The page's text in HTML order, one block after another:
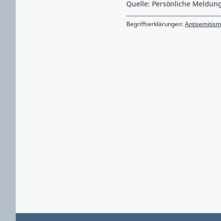
Quelle: Persönliche
Begriffserklärungen: